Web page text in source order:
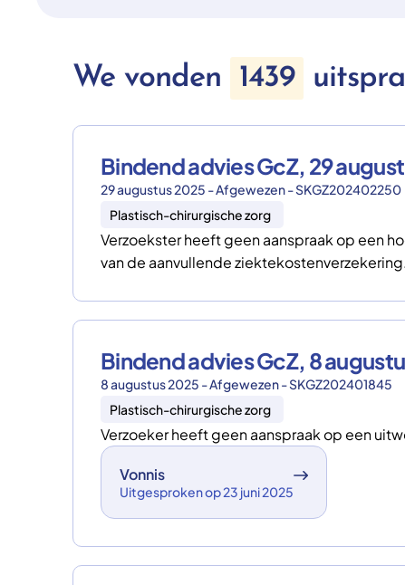
We vonden 1439
Bindend advies GcZ, 29
29 augustus 2025 - Afgewezen - SKGZ202402250
Plastisch-chirurgische zorg
Verzoekster heeft geen aanspraak op een
van de aanvullende ziektekostenverzekering.
Bindend advies GcZ, 8
8 augustus 2025 - Afgewezen - SKGZ202401845
Plastisch-chirurgische zorg
Verzoeker heeft geen aanspraak op een
Vonnis
Uitgesproken op 23 juni 2025